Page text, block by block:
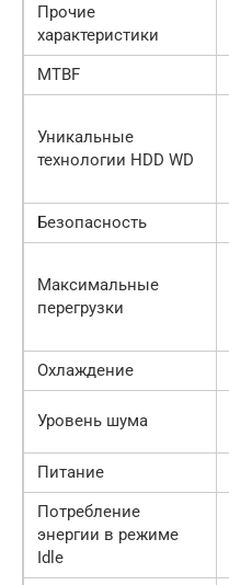
Прочие
характеристики
MTBF
Уникальные
технологии HDD WD
Безопасность
Максимальные
перегрузки
Охлаждение
Уровень шума
Питание
Потребление
энергии в режиме
Idle